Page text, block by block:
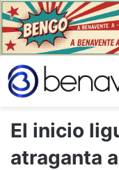
El inicio
atraganta